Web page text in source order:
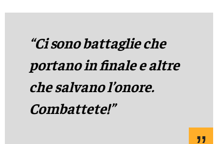
“Ci sono battaglie che
portano in finale e altre
che salvano l’onore.
Combattete!”